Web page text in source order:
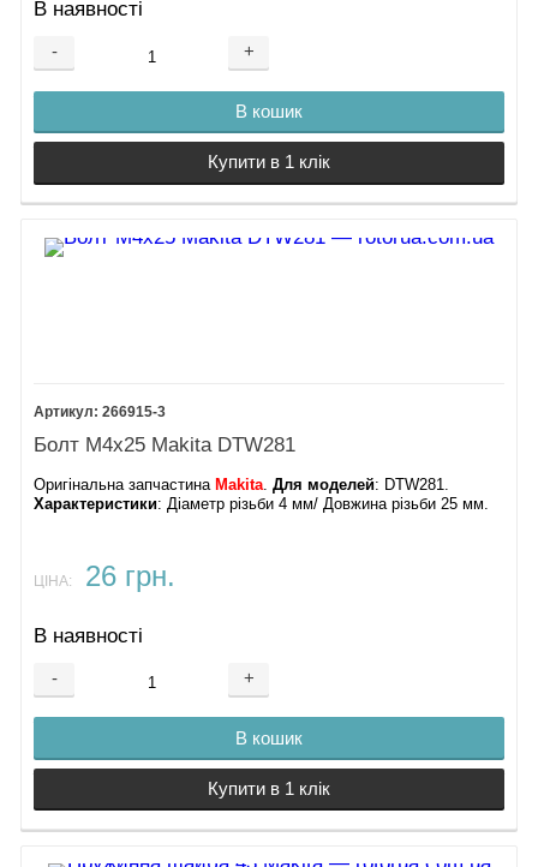
В наявності
- +
В кошик
Купити в 1 клік
266915-3
Болт М4х25 Makita DTW281
Оригінальна запчастина Makita.Для моделей: DTW281.
Характеристики: Діаметр різьби 4 мм/ Довжина різьби 25 мм.
ЦІНА: 26 грн.
В наявності
- +
В кошик
Купити в 1 клік